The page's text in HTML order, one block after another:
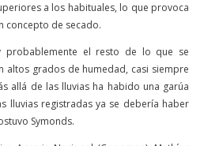
a los habituales, lo que provoca
concepto de secado.
probablemente el resto de lo que se
altos grados de humedad, casi siempre
allá de las lluvias ha habido una garúa
lluvias registradas ya se debería haber
Symonds.